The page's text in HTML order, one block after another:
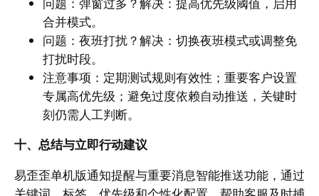
合并模式。
问题：夜班打扰？解决：切换夜班模式或调整免
打扰时段。
注意事项：定期测试规则有效性；重要客户设置
专属高优先级；避免过度依赖自动推送，关键时
刻仍需人工判断。
十、总结与立即行动建议
易歪歪单机版通知提醒与重要消息智能推送功能，通过